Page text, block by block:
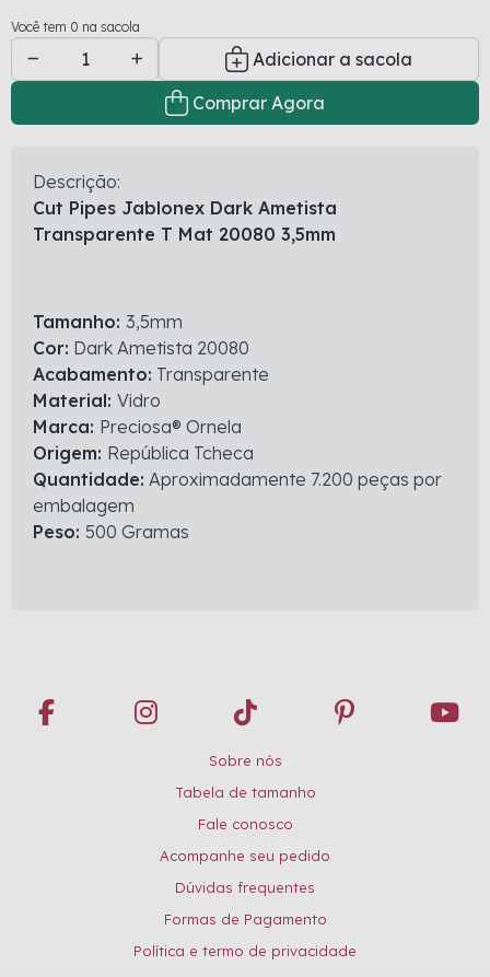
Você tem 0 na sacola
Adicionar a sacola
Comprar Agora
Descrição:
Cut Pipes Jablonex Dark Ametista
Transparente T Mat 20080 3,5mm
Tamanho: 3,5mm
Cor: Dark Ametista 20080
Acabamento: Transparente
Material: Vidro
Marca: Preciosa® Ornela
Origem: República Tcheca
Quantidade: Aproximadamente 7.200 peças por
embalagem
Peso: 500 Gramas
Sobre nós
Tabela de tamanho
Fale conosco
Acompanhe seu pedido
Dúvidas frequentes
Formas de Pagamento
Política e termo de privacidade